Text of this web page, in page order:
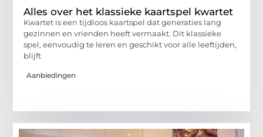
Alles over het klassieke kaartspel kwartet
Kwartet is een tijdloos kaartspel dat generaties lang
gezinnen en vrienden heeft vermaakt. Dit klassieke
spel, eenvoudig te leren en geschikt voor alle leeftijden,
blijft
Aanbiedingen